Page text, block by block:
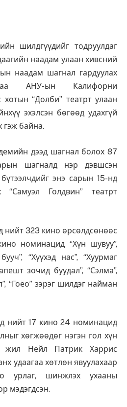
шилдгүүдийг тодруулдаг
наадам улаан хивсний
наадам шагнал гардуулах
АНУ-ын Калифорни
“Долби” театрт улаан
эхэлсэн бөгөөд удахгүй
гэж байна.
дээд шагнал болох 87
шагналд нэр дэвшсэн
энэ сарын 15-нд
Голдвин” театрт
нийт 323 кино өрсөлдсөнөөс
номинацид “Хүн шувуу”,
“Хүүхэд нас”, “Хуурмаг
зочид буудал”, “Сэлма”,
“Гоёо” зэрэг шилдэг найман
нийт 17 кино 24 номинацид
хөгжөөдөг нэгэн гол хүн
жил Нейл Патрик Харрис
удаагаа хөтлөн явуулахаар
урлаг, шинжлэх ухааны
мэдэгдсэн.